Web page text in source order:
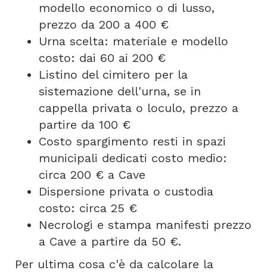
modello economico o di lusso,
prezzo da 200 a 400 €
Urna scelta: materiale e modello
costo: dai 60 ai 200 €
Listino del cimitero per la
sistemazione dell'urna, se in
cappella privata o loculo, prezzo a
partire da 100 €
Costo spargimento resti in spazi
municipali dedicati costo medio:
circa 200 € a Cave
Dispersione privata o custodia
costo: circa 25 €
Necrologi e stampa manifesti prezzo
a Cave a partire da 50 €.
Per ultima cosa c'è da calcolare la